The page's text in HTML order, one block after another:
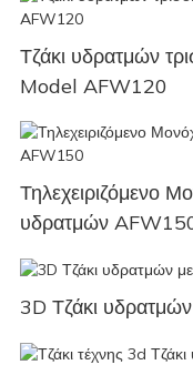
Τζάκι υδρατμών
Model AFW120
Τηλεχειριζόμενο
υδρατμών
3D Τζάκι